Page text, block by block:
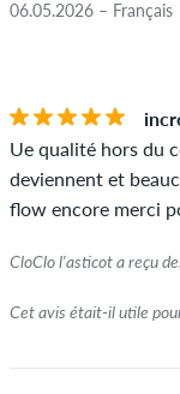
06.05.2026 – Français
Ue qualité hors du
deviennent et
flow encore merci
CloClo l'asticot a reçu
Cet avis était-il utile